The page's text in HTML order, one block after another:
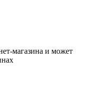
магазина и может